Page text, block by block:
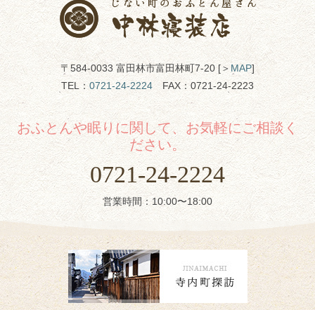
〒584-0033 富田林市富田林町7-20 [＞ MAP]
TEL：0721-24-2224 FAX：0721-24-2223
おふとんや眠りに関して、お気軽にご相談く
ださい。
0721-24-2224
営業時間：10:00〜18:00